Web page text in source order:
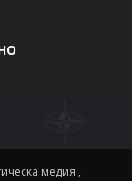
медия ,